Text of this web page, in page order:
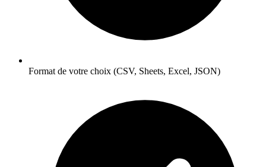
Format de votre choix (CSV, Sheets, Excel, JSON)